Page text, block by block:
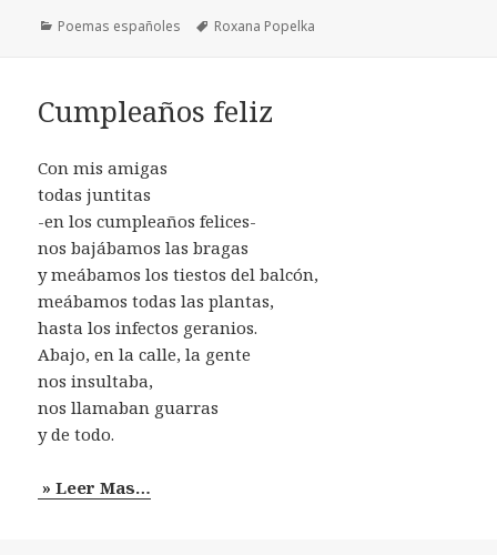
Categorías
Poemas españoles Etiquetas
Roxana Popelka
Cumpleaños feliz
Con mis amigas
todas juntitas
-en los cumpleaños felices-
nos bajábamos las bragas
y meábamos los tiestos del balcón,
meábamos todas las plantas,
hasta los infectos geranios.
Abajo, en la calle, la gente
nos insultaba,
nos llamaban guarras
y de todo.
» Leer Mas…